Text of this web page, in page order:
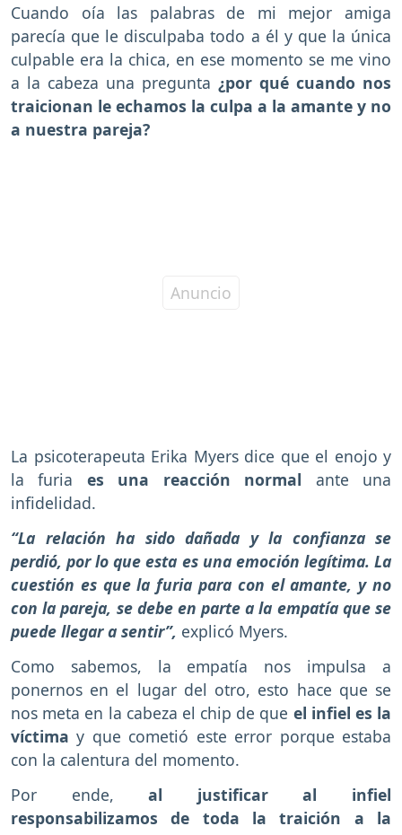
Cuando oía las palabras de mi mejor amiga
parecía que le disculpaba todo a él y que la única
culpable era la chica, en ese momento se me vino
a la cabeza una pregunta ¿por qué cuando nos
traicionan le echamos la culpa a la amante y no
a nuestra pareja?
La psicoterapeuta Erika Myers dice que el enojo y
la furia es una reacción normal ante una
infidelidad.
“La relación ha sido dañada y la confianza se
perdió, por lo que esta es una emoción legítima. La
cuestión es que la furia para con el amante, y no
con la pareja, se debe en parte a la empatía que se
puede llegar a sentir”, explicó Myers.
Como sabemos, la empatía nos impulsa a
ponernos en el lugar del otro, esto hace que se
nos meta en la cabeza el chip de que el infiel es la
víctima y que cometió este error porque estaba
con la calentura del momento.
Por ende,al justificar al infiel
responsabilizamos de toda la traición a la